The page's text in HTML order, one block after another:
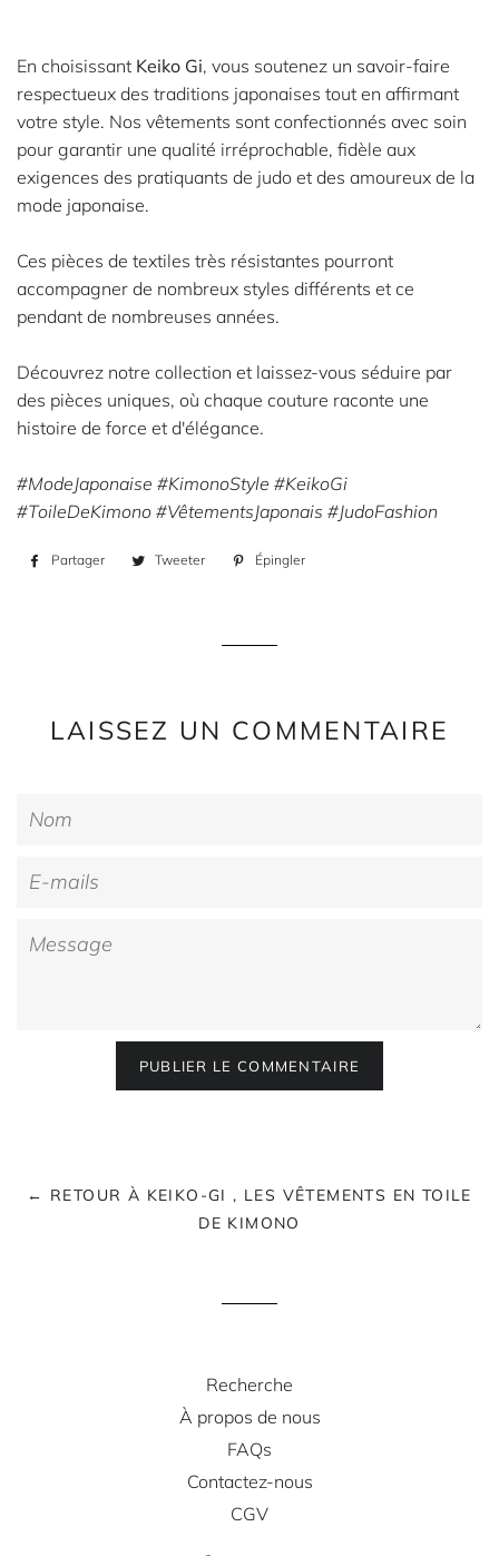
En choisissant Keiko Gi, vous soutenez un savoir-faire
respectueux des traditions japonaises tout en affirmant
votre style. Nos vêtements sont confectionnés avec soin
pour garantir une qualité irréprochable, fidèle aux
exigences des pratiquants de judo et des amoureux de la
mode japonaise.
Ces pièces de textiles très résistantes pourront
accompagner de nombreux styles différents et ce
pendant de nombreuses années.
Découvrez notre collection et laissez-vous séduire par
des pièces uniques, où chaque couture raconte une
histoire de force et d'élégance.
#ModeJaponaise #KimonoStyle #KeikoGi
#ToileDeKimono #VêtementsJaponais #JudoFashion
Partager
PartagerTweeter
TweeterÉpingler
LAISSEZ UN COMMENTAIRE
Nom
E-
Message
← RETOUR À KEIKO-GI , LES VÊTEMENTS EN TOILE
DE KIMONO
Recherche
À propos de nous
FAQs
Contactez-nous
CGV